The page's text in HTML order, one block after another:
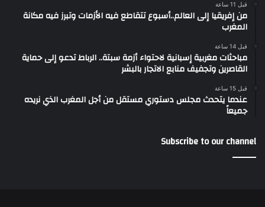
قبل 11 ساعة
من إفريقيا إلى العالم..أسبوع تتقاطع فيه الأزمات وتبرز فيه مكانة
المغرب
قبل 14 ساعة
مباحثات مغربية إسبانية لاحتواء أزمة سبتة.. الرباط تدعو إلى حماية
القاصرين وتجفيف منابع الاتجار بالبشر
قبل 15 ساعة
عندما يتحدث مجلس دستوري مستقل من أجل المغرب الذي نريده
جميعاً
Subscribe to our channel